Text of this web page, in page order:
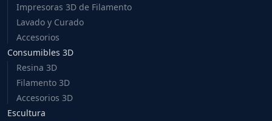
Impresoras 3D de Filamento
Lavado y Curado
Accesorios
Consumibles 3D
Resina 3D
Filamento 3D
Accesorios 3D
Escultura